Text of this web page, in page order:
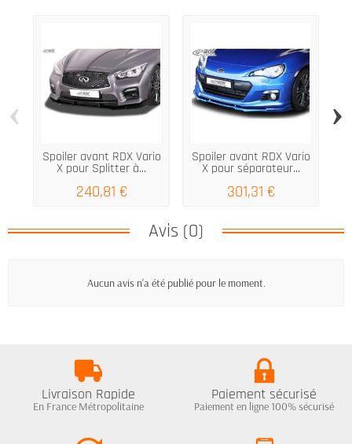
Spoiler avant RDX Vario
X pour Splitter à...
240,81 €
Spoiler avant RDX Vario
X pour séparateur...
301,31 €
‹ ›
Avis (0)
Aucun avis n'a été publié pour le moment.
Livraison Rapide
En France Métropolitaine
Paiement sécurisé
Paiement en ligne 100% sécurisé